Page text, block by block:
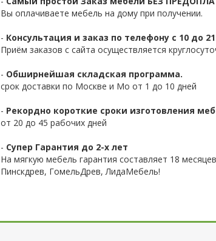
Вы оплачиваете мебель на дому при получении.
- Консультация и заказ по телефону с 10 до
Приём заказов с сайта осуществляется
- Обширнейшая складская программа.
срок доставки по Москве и Мо от 1 до 10 дней
- Рекордно короткие сроки изготовления
от 20 до 45 рабочих дней
- Супер Гарантия до 2-х лет
На мягкую мебель гарантия составляет 18
Пинскдрев, ГомельДрев, ЛидаМебель!